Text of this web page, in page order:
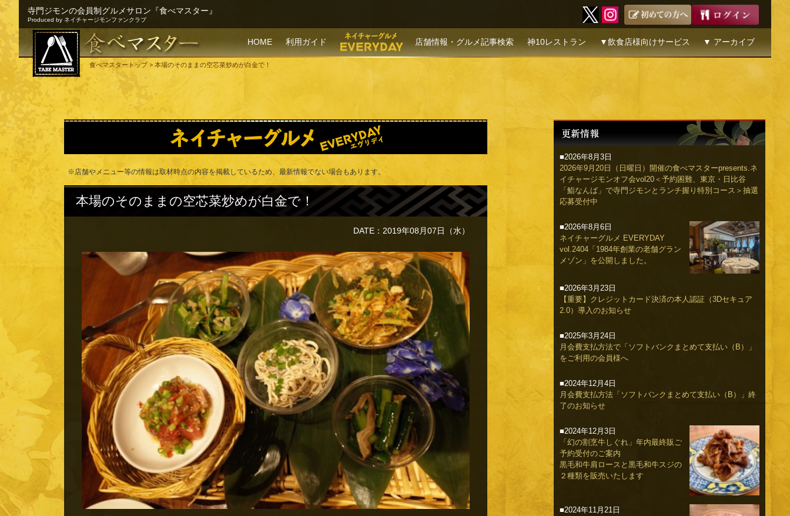
寺門ジモンの会員制グルメサロン『食べマスター』
Produced by ネイチャージモンファンクラブ
HOME 利用ガイド 店舗情報・グルメ記事検索 神10レストラン ▼飲食店様向けサービス ▼ アーカイブ
食べマスタートップ> 本場のそのままの空芯菜炒めが白金で！
※店舗やメニュー等の情報は取材時点の内容を掲載しているため、最新情報でない場合もあります。
本場のそのままの空芯菜炒めが白金で！
DATE：2019年08月07日（水）
■2026年8月3日
2026年9月20日（日曜日）開催の食べマスターpresents.ネ
イチャージモンオフ会vol20＜予約困難、東京・日比谷
「鮨なんば」で寺門ジモンとランチ握り特別コース＞抽選
応募受付中
■2026年8月6日
ネイチャーグルメ EVERYDAY
vol.2404「1984年創業の老舗グラン
メゾン」を公開しました。
■2026年3月23日
【重要】クレジットカード決済の本人認証（3Dセキュア
2.0）導入のお知らせ
■2025年3月24日
月会費支払方法で「ソフトバンクまとめて支払い（B）」
をご利用の会員様へ
■2024年12月4日
月会費支払方法「ソフトバンクまとめて支払い（B）」終
了のお知らせ
■2024年12月3日
「幻の割烹牛しぐれ」年内最終販ご
予約受付のご案内
黒毛和牛肩ロースと黒毛和牛スジの
２種類を販売いたします
■2024年11月21日